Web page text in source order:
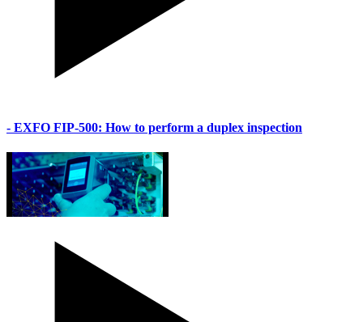
- EXFO FIP-500: How to perform a duplex inspection